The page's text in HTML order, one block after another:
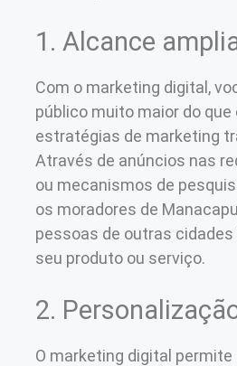
1. Alcance
Com o marketing digital,
público muito maior do que
estratégias de marketing
Através de anúncios nas
ou mecanismos de
os moradores de
pessoas de outras
seu produto ou serviço.
2.
O marketing digital permite